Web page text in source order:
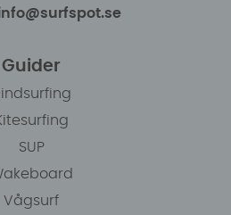
Guider
SUP
Vågsurf